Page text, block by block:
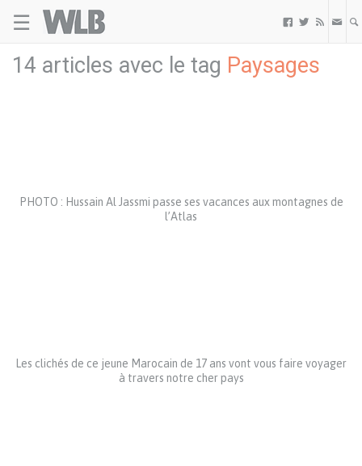
☰   
14 articles avec le tag Paysages
PHOTO : Hussain Al Jassmi passe ses vacances aux montagnes de
l’Atlas
Les clichés de ce jeune Marocain de 17 ans vont vous faire voyager
à travers notre cher pays